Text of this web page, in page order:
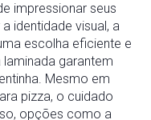
impressionar seus
identidade visual, a
escolha eficiente e
garantem
Mesmo em
pizza, o cuidado
opções como a